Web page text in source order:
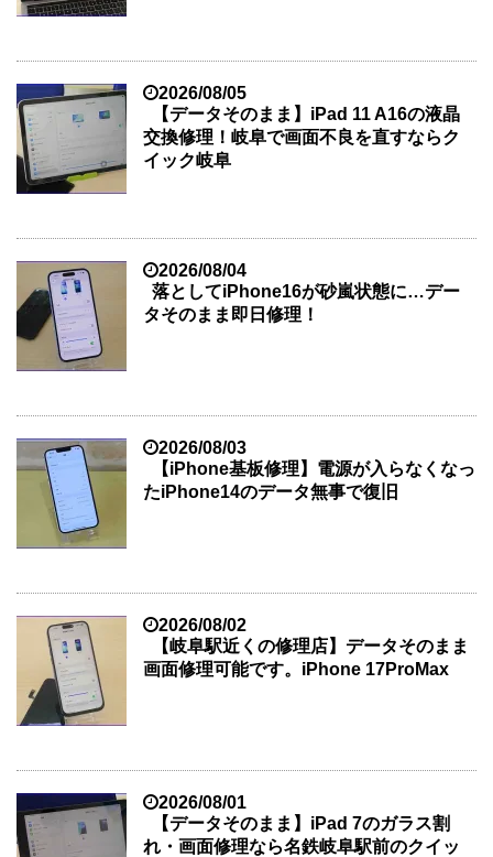
2026/08/05
【データそのまま】iPad 11 A16の液晶
交換修理！岐阜で画面不良を直すならク
イック岐阜
2026/08/04
落としてiPhone16が砂嵐状態に…デー
タそのまま即日修理！
2026/08/03
【iPhone基板修理】電源が入らなくなっ
たiPhone14のデータ無事で復旧
2026/08/02
【岐阜駅近くの修理店】データそのまま
画面修理可能です。iPhone 17ProMax
2026/08/01
【データそのまま】iPad 7のガラス割
れ・画面修理なら名鉄岐阜駅前のクイッ